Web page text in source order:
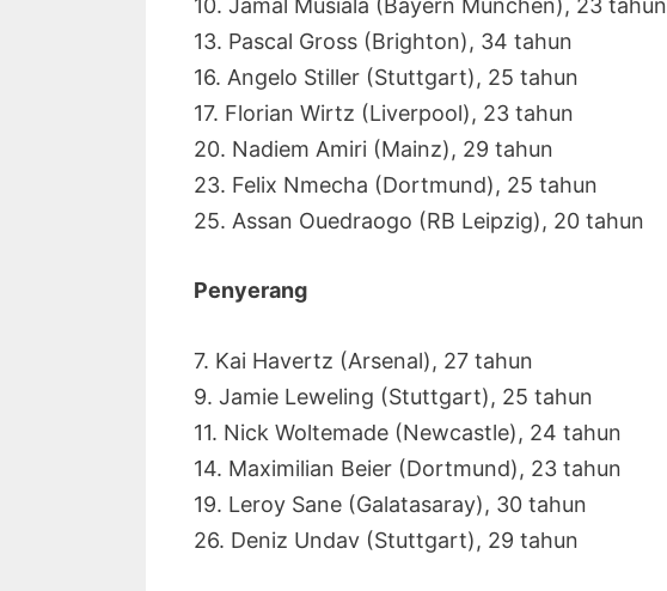
13. Pascal Gross (Brighton), 34 tahun
16. Angelo Stiller (Stuttgart), 25 tahun
17. Florian Wirtz (Liverpool), 23 tahun
20. Nadiem Amiri (Mainz), 29 tahun
23. Felix Nmecha (Dortmund), 25 tahun
25. Assan Ouedraogo (RB Leipzig), 20 tahun
Penyerang
7. Kai Havertz (Arsenal), 27 tahun
9. Jamie Leweling (Stuttgart), 25 tahun
11. Nick Woltemade (Newcastle), 24 tahun
14. Maximilian Beier (Dortmund), 23 tahun
19. Leroy Sane (Galatasaray), 30 tahun
26. Deniz Undav (Stuttgart), 29 tahun